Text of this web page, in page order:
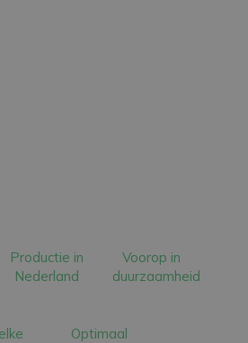
Productie in
Nederland
Voorop in
duurzaamheid
Optimaal